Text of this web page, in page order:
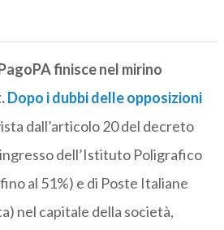
finisce nel mirino
Dopo i dubbi delle opposizioni
dall’articolo 20 del decreto
dell’Istituto Poligrafico
al 51%) e di Poste Italiane
nel capitale della società,